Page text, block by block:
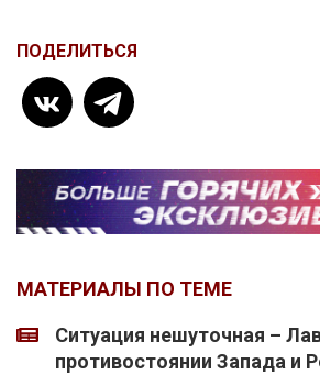
ПОДЕЛИТЬСЯ
МАТЕРИАЛЫ ПО ТЕМЕ
Ситуация нешуточная –
противостоянии Запада и